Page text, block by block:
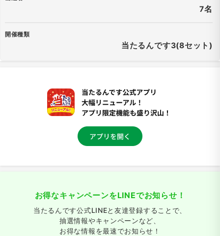
7名
開催種類
当たるんです3(8セット)
お得なキャンペーンをLINEでお知らせ！
当たるんです公式LINEと友達登録することで、
抽選情報やキャンペーンなど、
お得な情報を最速でお知らせ！